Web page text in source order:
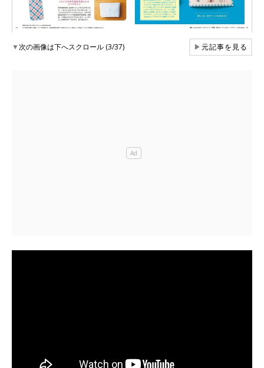
▼次の画像は下へスクロール (3/37) ▶元記事を見る